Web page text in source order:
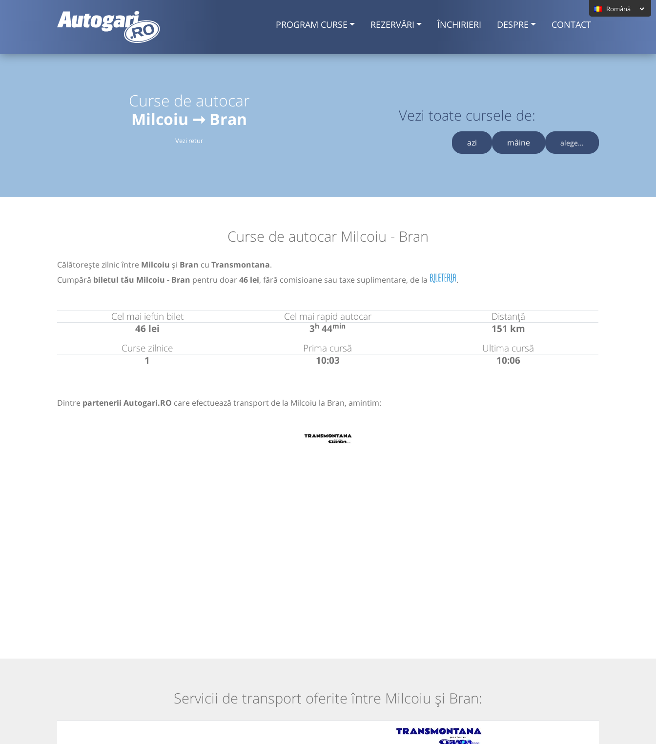
PROGRAM CURSE REZERVĂRI ÎNCHIRIERI DESPRE CONTACT
Curse de autocar
Milcoiu ➞ Bran
Vezi retur
Vezi toate cursele de:
azi mâine alege...
Curse de autocar Milcoiu - Bran
Călătorește zilnic între Milcoiu și Bran cu Transmontana.
Cumpără biletul tău Milcoiu - Bran pentru doar46 lei, fără comisioane sau taxe suplimentare, de la .
Cel mai ieftin bilet
46 lei
Cel mai rapid autocar
3h 44min
Distanță
151 km
Curse zilnice
1
Prima cursă
10:03
Ultima cursă
10:06
Dintre partenerii Autogari.RO care efectuează transport de la Milcoiu la Bran, amintim:
Servicii de transport oferite între Milcoiu și Bran: